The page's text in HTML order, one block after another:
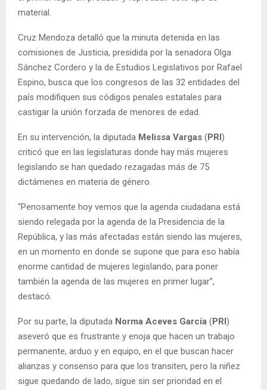
material.
Cruz Mendoza detalló que la minuta detenida en las
comisiones de Justicia, presidida por la senadora Olga
Sánchez Cordero y la de Estudios Legislativos por Rafael
Espino, busca que los congresos de las 32 entidades del
país modifiquen sus códigos penales estatales para
castigar la unión forzada de menores de edad.
En su intervención, la diputada Melissa Vargas (PRI)
criticó que en las legislaturas donde hay más mujeres
legislando se han quedado rezagadas más de 75
dictámenes en materia de género.
“Penosamente hoy vemos que la agenda ciudadana está
siendo relegada por la agenda de la Presidencia de la
República, y las más afectadas están siendo las mujeres,
en un momento en donde se supone que para eso había
enorme cantidad de mujeres legislando, para poner
también la agenda de las mujeres en primer lugar”,
destacó.
Por su parte, la diputada Norma Aceves García (PRI)
aseveró que es frustrante y enoja que hacen un trabajo
permanente, arduo y en equipo, en el que buscan hacer
alianzas y consenso para que los transiten, pero la niñez
sigue quedando de lado, sigue sin ser prioridad en el